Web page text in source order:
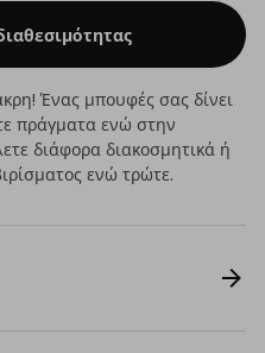
Ένας μπουφές σας δίνει
πράγματα ενώ στην
διάφορα διακοσμητικά ή
ενώ τρώτε.